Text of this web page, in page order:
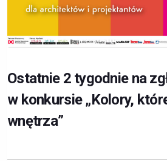
Ostatnie 2 tygodnie na
w konkursie „Kolory,
wnętrza”